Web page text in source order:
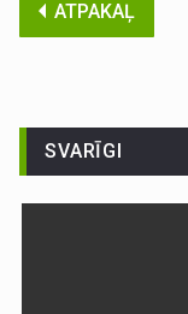
ATPAKAĻ
SVARĪGI